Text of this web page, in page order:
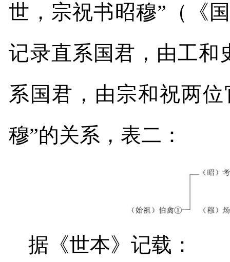
世，宗祝书昭穆”（《
记录直系国君，由工和
系国君，由宗和祝两
穆”的关系，表二：
据《世本》记载：